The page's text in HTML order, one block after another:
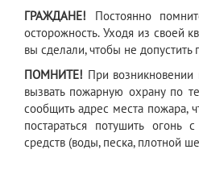
ГРАЖДАНЕ! Постоянно
осторожность. Уходя из своей
вы сделали, чтобы не допустить
ПОМНИТЕ! При
вызвать пожарную охрану по
сообщить адрес места пожара,
постараться потушить
средств (воды, песка, плотной